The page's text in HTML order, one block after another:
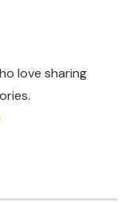
love sharing